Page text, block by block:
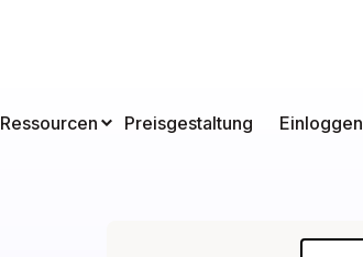
Ressourcen Preisgestaltung Einloggen